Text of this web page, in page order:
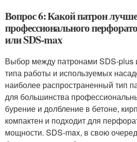
Вопрос 6: Какой патрон
профессионального
или SDS-max
Выбор между патронами SDS-plus
типа работы и используемых
наиболее распространенный тип
для большинства
бурение и долбление в бетоне,
компактен и подходит для
мощности. SDS-max, в свою